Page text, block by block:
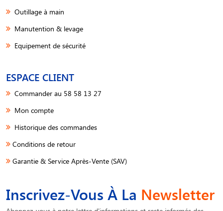
Outillage à main
Manutention & levage
Equipement de sécurité
ESPACE CLIENT
Commander au 58 58 13 27
Mon compte
Historique des commandes
Conditions de retour
Garantie & Service Après-Vente (SAV)
Inscrivez-Vous À La Newsletter